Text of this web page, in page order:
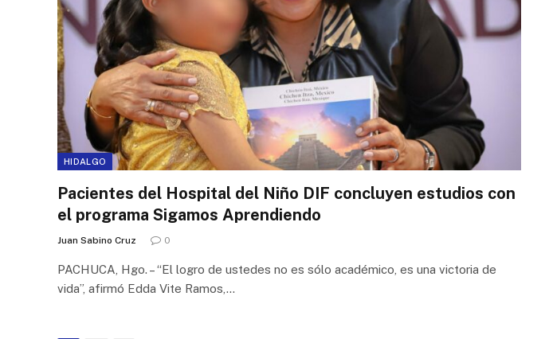
HIDALGO
Pacientes del Hospital del Niño DIF concluyen estudios con
el programa Sigamos Aprendiendo
Juan Sabino Cruz 0
PACHUCA, Hgo. – “El logro de ustedes no es sólo académico, es una victoria de
vida”, afirmó Edda Vite Ramos,…